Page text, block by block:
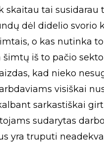
skaitau tai susidarau
dėl didelio svorio
o kas nutinka
iš to pačio
kad nieko
visiškai
sarkastiškai
sudarytas
yra truputi